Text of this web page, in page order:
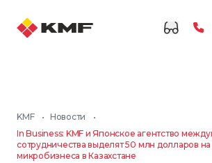
KMF • Новости
•
In Business: KMF и Японское агентство
сотрудничества выделят 50 млн долларов на
микробизнеса в Казахстане